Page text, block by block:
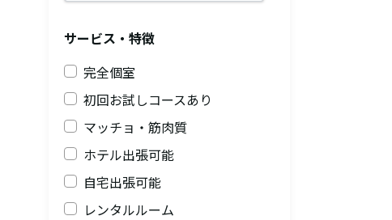
サービス・特徴
完全個室
初回お試しコースあり
マッチョ・筋肉質
ホテル出張可能
自宅出張可能
レンタルルーム